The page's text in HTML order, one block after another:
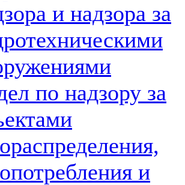
и надзора за
по надзору за
и